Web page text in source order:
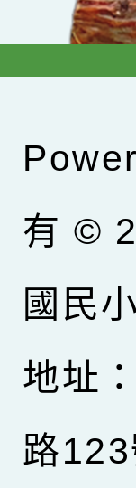
有 ©
國民
地址
路123